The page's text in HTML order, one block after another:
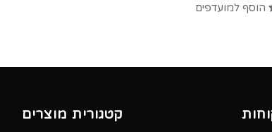
הוסף למועדפים
קטגורית מוצרים